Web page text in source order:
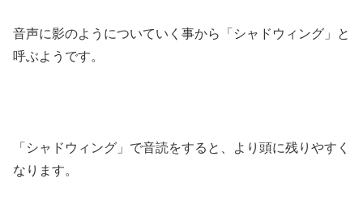
音声に影のようについていく事から「シャドウィング」と
呼ぶようです。
「シャドウィング」で音読をすると、より頭に残りやすく
なります。